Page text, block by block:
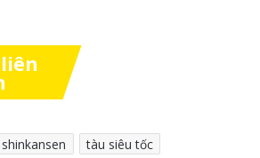
shinkansen
tàu siêu tốc